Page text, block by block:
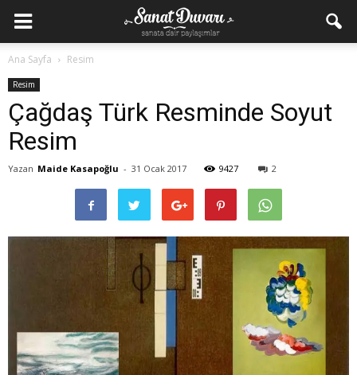
Ana Sayfa Resim
Resim
Çağdaş Türk Resminde Soyut
Resim
Yazan Maide Kasapoğlu - 31 Ocak 2017 9427 2